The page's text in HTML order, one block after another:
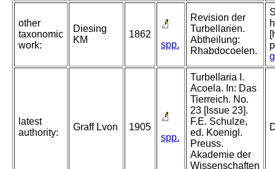
other
taxonomic
work:
Diesing
KM
1862
spp.
Revision der
Turbellarien.
Abtheilung:
Rhabdocoelen.
latest
authority:
Graff Lvon
1905
spp.
Turbellaria I.
Acoela. In: Das
Tierreich. No.
23 [Issue 23].
F.E. Schulze,
ed. Koenigl.
Preuss.
Akademie der
Wissenschaften